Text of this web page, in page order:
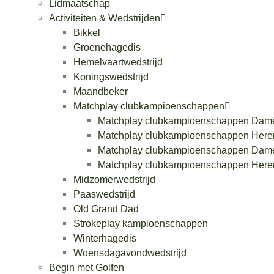
Lidmaatschap
Activiteiten & Wedstrijden
Bikkel
Groenehagedis
Hemelvaartwedstrijd
Koningswedstrijd
Maandbeker
Matchplay clubkampioenschappen
Matchplay clubkampioenschappen
Matchplay clubkampioenschappen
Matchplay clubkampioenschappen
Matchplay clubkampioenschappen
Midzomerwedstrijd
Paaswedstrijd
Old Grand Dad
Strokeplay kampioenschappen
Winterhagedis
Woensdagavondwedstrijd
Begin met Golfen